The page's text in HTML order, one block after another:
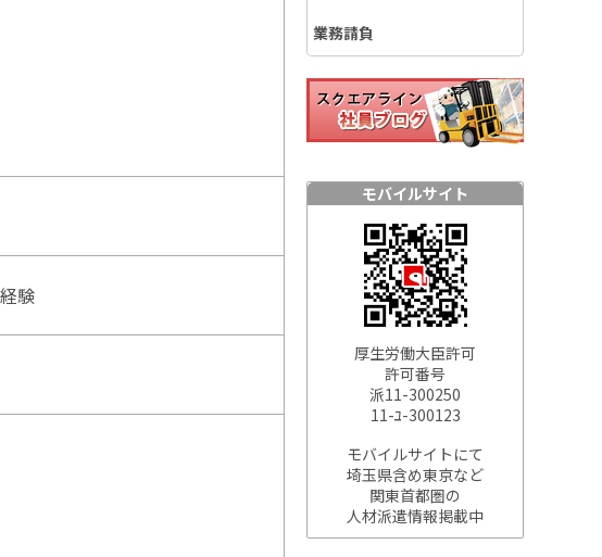
験
業務請負
モバイルサイト
厚生労働大臣許可
許可番号
派11-300250
11-ﾕ-300123
モバイルサイトにて
埼玉県含め東京など
関東首都圏の
人材派遣情報掲載中